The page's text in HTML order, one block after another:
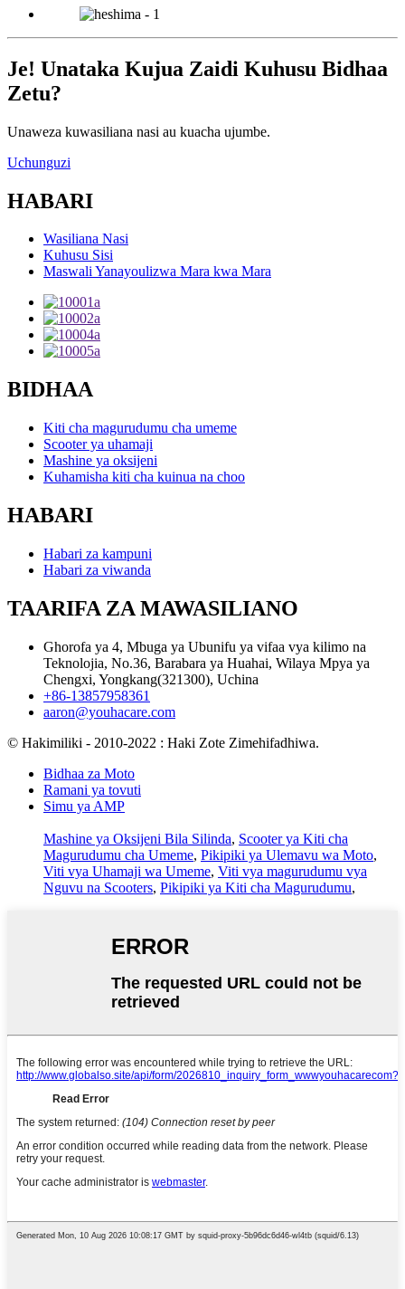
Je! Unataka Kujua Zaidi Kuhusu Bidhaa
Zetu?
Unaweza kuwasiliana nasi au kuacha ujumbe.
Uchunguzi
HABARI
Wasiliana Nasi
Kuhusu Sisi
Maswali Yanayoulizwa Mara kwa Mara
BIDHAA
Kiti cha magurudumu cha umeme
Scooter ya uhamaji
Mashine ya oksijeni
Kuhamisha kiti cha kuinua na choo
HABARI
Habari za kampuni
Habari za viwanda
TAARIFA ZA MAWASILIANO
Ghorofa ya 4, Mbuga ya Ubunifu ya vifaa vya kilimo na
Teknolojia, No.36, Barabara ya Huahai, Wilaya Mpya ya
Chengxi, Yongkang(321300), Uchina
+86-13857958361
aaron@youhacare.com
© Hakimiliki - 2010-2022 : Haki Zote Zimehifadhiwa.
Bidhaa za Moto
Ramani ya tovuti
Simu ya AMP
Mashine ya Oksijeni Bila Silinda, Scooter ya Kiti cha
Magurudumu cha Umeme, Pikipiki ya Ulemavu wa Moto,
Viti vya Uhamaji wa Umeme, Viti vya magurudumu vya
Nguvu na Scooters, Pikipiki ya Kiti cha Magurudumu,